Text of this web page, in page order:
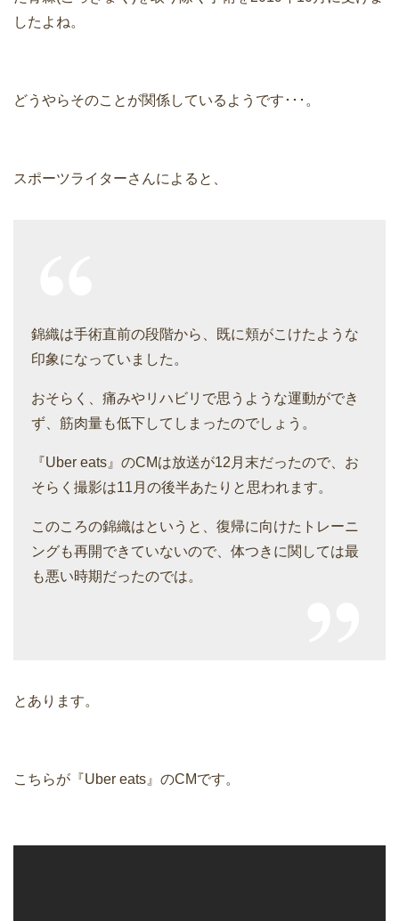
したよね。
どうやらそのことが関係しているようです･･･。
スポーツライターさんによると、
錦織は手術直前の段階から、既に頬がこけたような
印象になっていました。
おそらく、痛みやリハビリで思うような運動ができ
ず、筋肉量も低下してしまったのでしょう。
『Uber eats』のCMは放送が12月末だったので、お
そらく撮影は11月の後半あたりと思われます。
このころの錦織はというと、復帰に向けたトレーニ
ングも再開できていないので、体つきに関しては最
も悪い時期だったのでは。
とあります。
こちらが『Uber eats』のCMです。